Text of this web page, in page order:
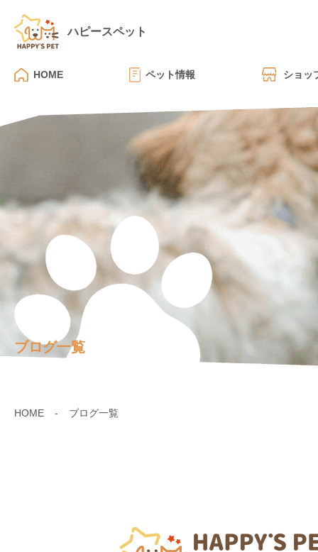
ハピースペット
HOME ペット情報 ショッ
ブログ一覧
HOME ブログ一覧